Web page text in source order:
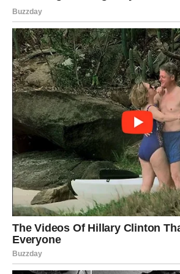
Ako tražite posao, vrlo je moguće da
poziv koji će vas ugodno iznenaditi.
nove mogućnosti samo zato što
onoga što ste planirali. Upravo se iza
prilike može kriti veliki uspjeh.
Ljubavni život također ulazi u mnogo
Slobodni Lavovi mogli bi upoznati
svojim karakterom i iskrenošću. Veza
mogla bi biti veoma ozbiljna i
podrškom.
Ako ste zauzeti, partner će pokazati
Očekuju vas romantični trenuci,
osjećaj da ste pronašli osobu s kojom
budućnost.